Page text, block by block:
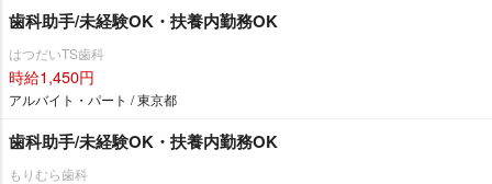
歯科助手/未経験OK・扶養内勤務OK
はつだいTS歯科
時給1,450円
アルバイト・パート / 東京都
歯科助手/未経験OK・扶養内勤務OK
もりむら歯科